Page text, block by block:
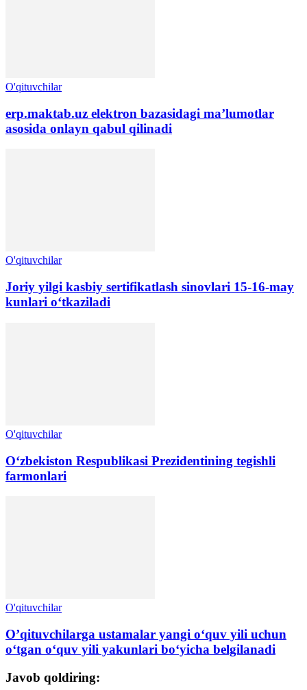
O'qituvchilar
erp.maktab.uz elektron bazasidagi ma’lumotlar
asosida onlayn qabul qilinadi
O'qituvchilar
Joriy yilgi kasbiy sertifikatlash sinovlari 15-16-may
kunlari oʻtkaziladi
O'qituvchilar
Oʻzbekiston Respublikasi Prezidentining tegishli
farmonlari
O'qituvchilar
O’qituvchilarga ustamalar yangi oʻquv yili uchun
oʻtgan oʻquv yili yakunlari boʻyicha belgilanadi
Javob qoldiring: